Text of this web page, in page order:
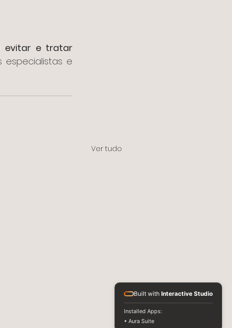
evitar e tratar
Ver tudo
Built with Interactive Studio
Installed Apps:
• Aura Suite